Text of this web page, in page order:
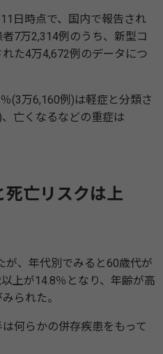
日時点で、国内で報告され
7万2,314例のうち、新型コ
た4万4,672例のデータにつ
(3万6,160例)は軽症と分類さ
亡くなるなどの重症は
亡リスクは上
、年代別でみると60歳代が
上が14.8％となり、年齢が高
られた。
何らかの併存疾患をもって